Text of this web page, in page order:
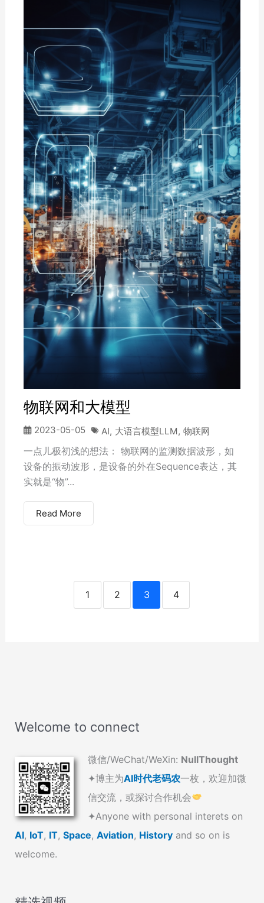
物联网和大模型
2023-05-05 AI, 大语言模型LLM, 物联网
一点儿极初浅的想法： 物联网的监测数据波形，如
设备的振动波形，是设备的外在Sequence表达，其
实就是“物”...
Read More
1 2 3 4
Welcome to connect
微信/WeChat/WeXin: NullThought
✦博主为AI时代老码农一枚，欢迎加微
信交流，或探讨合作机会
✦Anyone with personal interets on
AI, IoT, IT, Space, Aviation, History and so on is
welcome.